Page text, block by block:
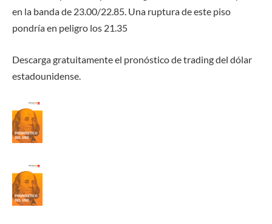
en la banda de 23.00/22.85. Una ruptura de este piso
pondría en peligro los 21.35
Descarga gratuitamente el pronóstico de trading del dólar
estadounidense.